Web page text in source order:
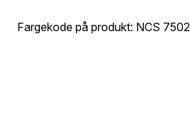
Fargekode på produkt: NCS